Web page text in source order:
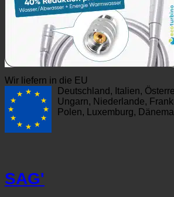
Wir liefern in die EU
Deutschland, Italien,
Ungarn, Niederlande,
Polen, Luxemburg,
SAG'